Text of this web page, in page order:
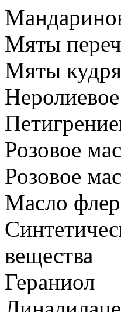
Мяты
Мяты
Розовое
Розовое
Масло
вещества
Гераниол